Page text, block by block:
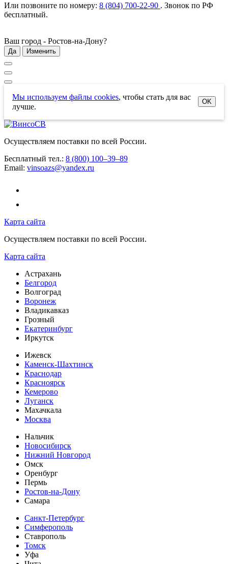
Или позвоните по номеру: 8 (804) 700-22-90 . Звонок по РФ
бесплатный.
Ваш город - Ростов-на-Дону?
Да Изменить
Мы используем файлы cookies, чтобы стать для вас
лучше.
OK
Осуществляем поставки по всей России.
Бесплатный тел.: 8 (800) 100–39–89
Email: vinsoazs@yandex.ru
Карта сайта
Осуществляем поставки по всей России.
Карта сайта
Астрахань
Белгород
Волгоград
Воронеж
Владикавказ
Грозный
Екатеринбург
Иркутск
Ижевск
Каменск-Шахтинск
Краснодар
Красноярск
Кемерово
Луганск
Махачкала
Москва
Нальчик
Новосибирск
Нижний Новгород
Омск
Оренбург
Пермь
Ростов-на-Дону
Самара
Санкт-Петербург
Симферополь
Ставрополь
Томск
Уфа